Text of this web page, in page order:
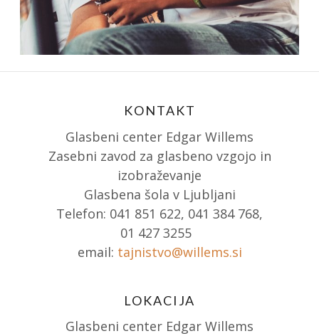
KONTAKT
Glasbeni center Edgar Willems
Zasebni zavod za glasbeno vzgojo in
izobraževanje
Glasbena šola v Ljubljani
Telefon: 041 851 622, 041 384 768,
01 427 3255
email: tajnistvo@willems.si
LOKACIJA
Glasbeni center Edgar Willems